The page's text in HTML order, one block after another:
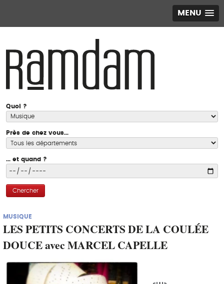
MENU
Quoi ?
Près de chez vous...
... et quand ?
Chercher
MUSIQUE
LES PETITS CONCERTS DE LA COULÉE
DOUCE avec MARCEL CAPELLE